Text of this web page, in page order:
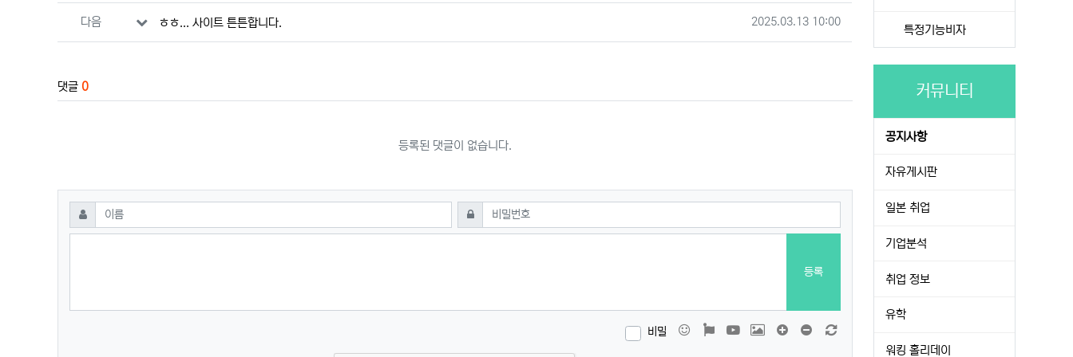
다음 ㅎㅎ... 사이트 튼튼합니다. 작성일
2025.03.13 10:00
댓글 0
등록된 댓글이 없습니다.
댓글쓰기
이름 필수 비밀번호필수
등록
비밀 이모티콘폰트어썸동영상 이미지 댓글창 늘이기댓글창 줄이기
특정기능비자
커뮤니티
공지사항
자유게시판
일본 취업
기업분석
취업 정보
유학
워킹 홀리데이